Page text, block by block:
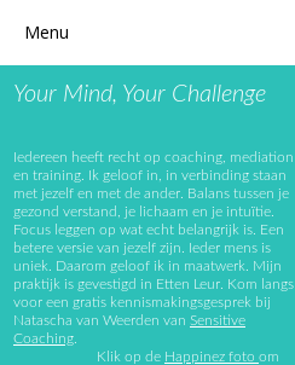
Menu
Your Mind, Your Challenge
Iedereen heeft recht op coaching, mediation
en training. Ik geloof in, in verbinding staan
met jezelf en met de ander. Balans tussen je
gezond verstand, je lichaam en je intuïtie.
Focus leggen op wat echt belangrijk is. Een
betere versie van jezelf zijn. Ieder mens is
uniek. Daarom geloof ik in maatwerk. Mijn
praktijk is gevestigd in Etten Leur. Kom langs
voor een gratis kennismakingsgesprek bij
Natascha van Weerden van Sensitive
Coaching.
Klik op de Happinez foto om